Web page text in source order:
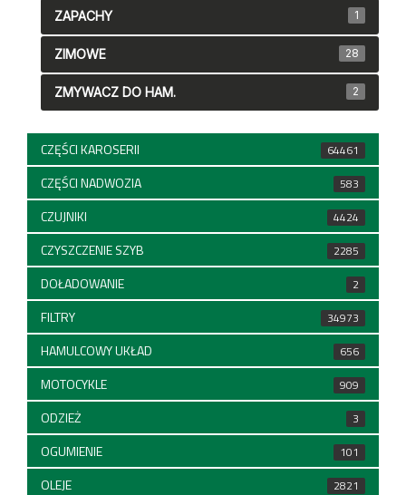
ZAPACHY 1
ZIMOWE 28
ZMYWACZ DO HAM. 2
CZĘŚCI KAROSERII 64461
CZĘŚCI NADWOZIA 583
CZUJNIKI 4424
CZYSZCZENIE SZYB 2285
DOŁADOWANIE 2
FILTRY 34973
HAMULCOWY UKŁAD 656
MOTOCYKLE 909
ODZIEŻ 3
OGUMIENIE 101
OLEJE 2821